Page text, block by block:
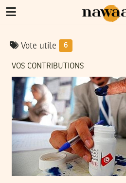
Vote utile 6
VOS CONTRIBUTIONS